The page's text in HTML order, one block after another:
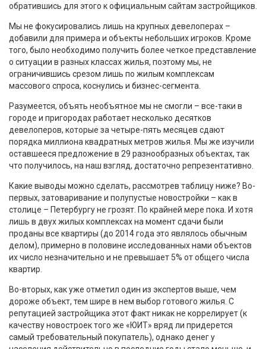
обратившись для этого к официальным сайтам застройщиков.
Мы не фокусировались лишь на крупных девелоперах –
добавили для примера и объекты небольших игроков. Кроме
того, было необходимо получить более четкое представление
о ситуации в разных классах жилья, поэтому мы, не
ограничившись срезом лишь по жилым комплексам
массового спроса, коснулись и бизнес-сегмента.
Разумеется, объять необъятное мы не смогли – все-таки в
городе и пригородах работает несколько десятков
девелоперов, которые за четыре-пять месяцев сдают
порядка миллиона квадратных метров жилья. Мы же изучили
оставшееся предложение в 29 разнообразных объектах, так
что получилось, на наш взгляд, достаточно репрезентативно.
Какие выводы можно сделать, рассмотрев таблицу ниже? Во-
первых, затоваривание и полупустые новостройки – как в
столице – Петербургу не грозят. По крайней мере пока. И хотя
лишь в двух жилых комплексах на момент сдачи были
проданы все квартиры (до 2014 года это являлось обычным
делом), примерно в половине исследованных нами объектов
их число незначительно и не превышает 5% от общего числа
квартир.
Во-вторых, как уже отметил один из экспертов выше, чем
дороже объект, тем шире в нем выбор готового жилья. С
репутацией застройщика этот факт никак не коррелирует (к
качеству новостроек того же «ЮИТ» вряд ли придерется
самый требовательный покупатель), однако денег у